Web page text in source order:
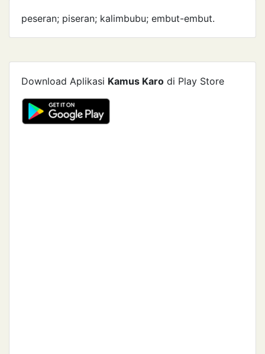
peseran; piseran; kalimbubu; embut-embut.
Download Aplikasi Kamus Karo di Play Store